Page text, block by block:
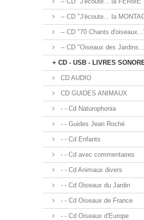
-- CD "J'écoute... la
-- CD "70 Chants
-- CD "Oiseaux des
+ CD - USB - LIVRES
CD AUDIO
CD GUIDES ANIMAUX
- - Cd Naturophonia
- - Guides Jean Roché
- - Cd Enfants
- - Cd avec commentaires
- - Cd Animaux divers
- - Cd Oiseaux du Jardin
- - Cd Oiseaux de France
- - Cd Oiseaux d'Europe